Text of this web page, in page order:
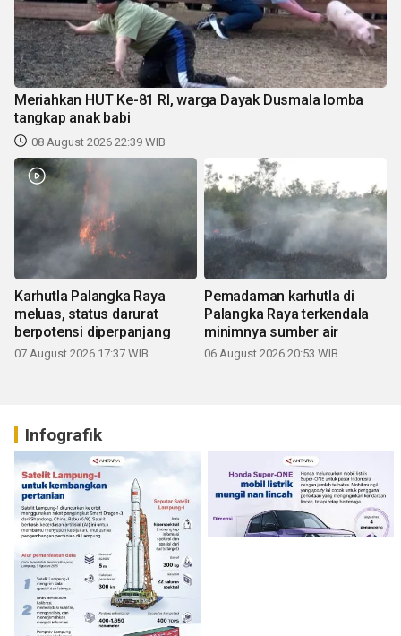
Meriahkan HUT Ke-81 RI, warga Dayak Dusmala lomba
tangkap anak babi
08 August 2026 22:39 WIB
Karhutla Palangka Raya
meluas, status darurat
berpotensi diperpanjang
07 August 2026 17:37 WIB
Pemadaman karhutla di
Palangka Raya terkendala
minimnya sumber air
06 August 2026 20:53 WIB
Infografik